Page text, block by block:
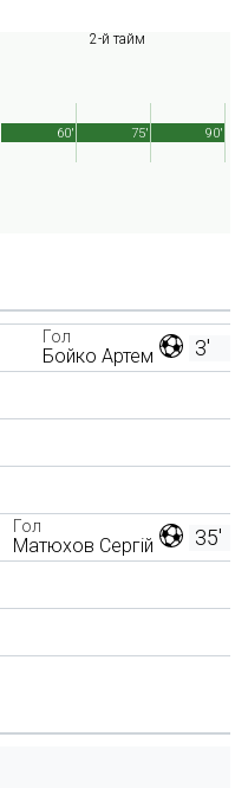
2-й тайм
90'
60' 75'
3'
Гол
Бойко Артем
35'
Гол
Матюхов Сергій